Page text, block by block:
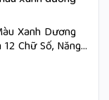
Xanh Dương
Chữ Số, Năng